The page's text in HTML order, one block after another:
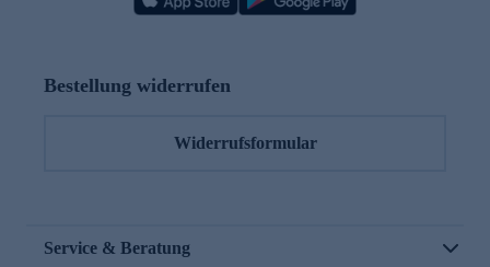
Bestellung widerrufen
Widerrufsformular
Service & Beratung